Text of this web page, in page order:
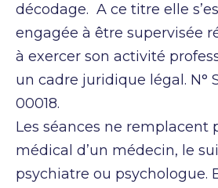
décodage. A ce titre elle
engagée à être supervisée
à exercer son activité
un cadre juridique légal. N°
00018.
Les séances ne remplacent
médical d’un médecin, le
psychiatre ou psychologue.